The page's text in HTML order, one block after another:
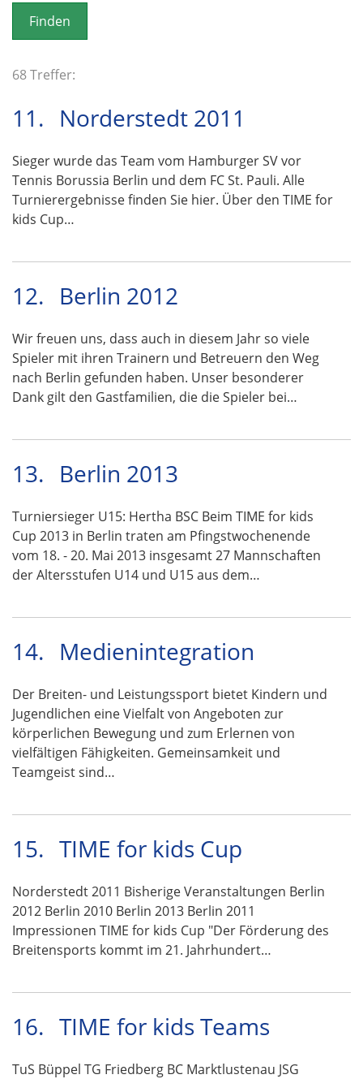
o
n
68 Treffer:
11. Norderstedt 2011
Sieger wurde das Team vom Hamburger SV vor
Tennis Borussia Berlin und dem FC St. Pauli. Alle
Turnierergebnisse finden Sie hier. Über den TIME for
kids Cup…
12. Berlin 2012
Wir freuen uns, dass auch in diesem Jahr so viele
Spieler mit ihren Trainern und Betreuern den Weg
nach Berlin gefunden haben. Unser besonderer
Dank gilt den Gastfamilien, die die Spieler bei…
13. Berlin 2013
Turniersieger U15: Hertha BSC Beim TIME for kids
Cup 2013 in Berlin traten am Pfingstwochenende
vom 18. - 20. Mai 2013 insgesamt 27 Mannschaften
der Altersstufen U14 und U15 aus dem…
14. Medienintegration
Der Breiten- und Leistungssport bietet Kindern und
Jugendlichen eine Vielfalt von Angeboten zur
körperlichen Bewegung und zum Erlernen von
vielfältigen Fähigkeiten. Gemeinsamkeit und
Teamgeist sind…
15. TIME for kids Cup
Norderstedt 2011 Bisherige Veranstaltungen Berlin
2012 Berlin 2010 Berlin 2013 Berlin 2011
Impressionen TIME for kids Cup "Der Förderung des
Breitensports kommt im 21. Jahrhundert…
16. TIME for kids Teams
TuS Büppel TG Friedberg BC Marktlustenau JSG